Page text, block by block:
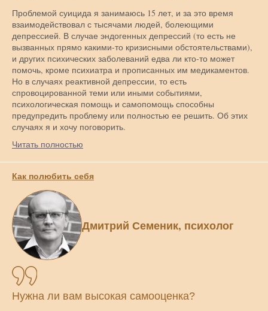
Проблемой суицида я занимаюсь 15 лет, и за это время
взаимодействовал с тысячами людей, болеющими
депрессией. В случае эндогенных депрессий (то есть не
вызванных прямо какими-то кризисными обстоятельствами),
и других психических заболеваний едва ли кто-то может
помочь, кроме психиатра и прописанных им медикаментов.
Но в случаях реактивной депрессии, то есть
спровоцированной теми или иными событиями,
психологическая помощь и самопомощь способны
предупредить проблему или полностью ее решить. Об этих
случаях я и хочу поговорить.
Читать полностью
Как полюбить себя
Дмитрий Семеник, психолог
Нужна ли вам высокая самооценка?